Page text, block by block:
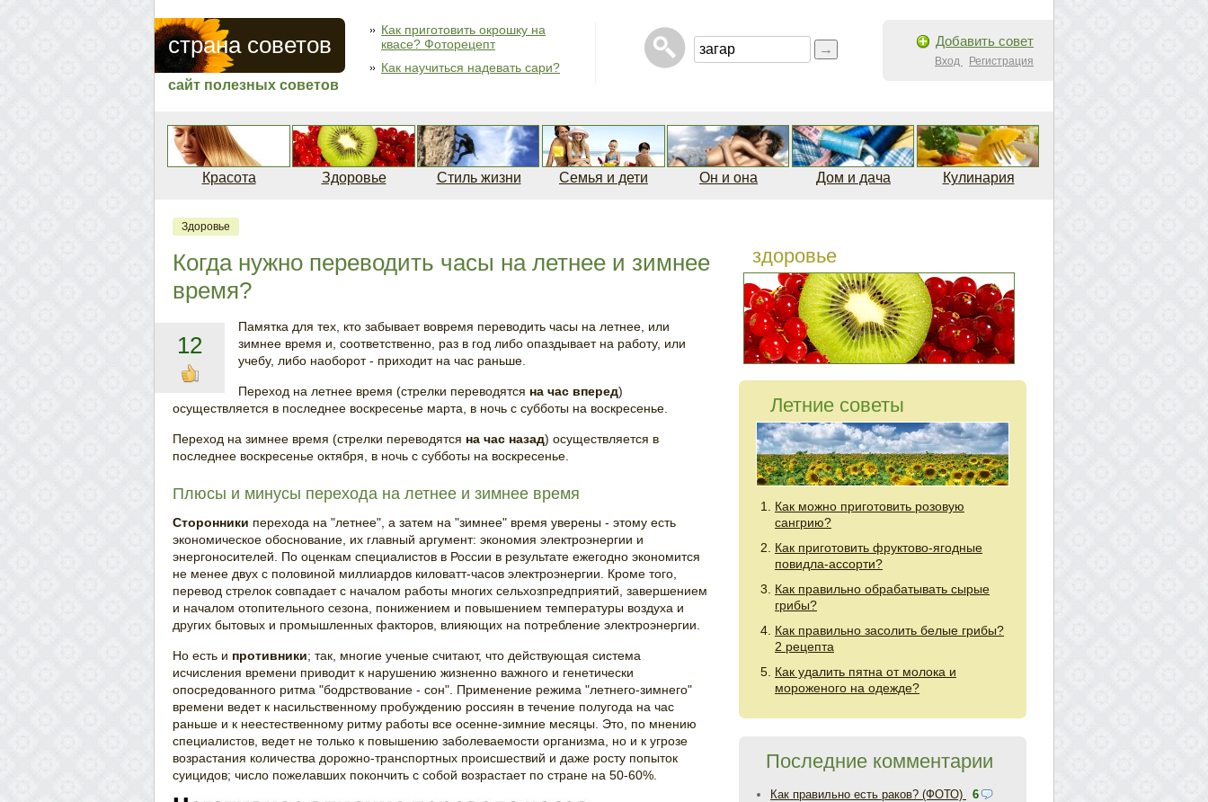
страна советов
сайт полезных советов
Как приготовить окрошку на
квасе? Фоторецепт
Как научиться надевать сари?
Добавить совет
Вход Регистрация
Красота Здоровье Стиль жизни Семья и дети Он и она Дом и дача Кулинария
Здоровье
Когда нужно переводить часы на летнее и зимнее
время?
12
Памятка для тех, кто забывает вовремя переводить часы на летнее, или
зимнее время и, соответственно, раз в год либо опаздывает на работу, или
учебу, либо наоборот - приходит на час раньше.
Переход на летнее время (стрелки переводятся на час вперед)
осуществляется в последнее воскресенье марта, в ночь с субботы на воскресенье.
Переход на зимнее время (стрелки переводятся на час назад) осуществляется в
последнее воскресенье октября, в ночь с субботы на воскресенье.
Плюсы и минусы перехода на летнее и зимнее время
Сторонники перехода на "летнее", а затем на "зимнее" время уверены - этому есть
экономическое обоснование, их главный аргумент: экономия электроэнергии и
энергоносителей. По оценкам специалистов в России в результате ежегодно экономится
не менее двух с половиной миллиардов киловатт-часов электроэнергии. Кроме того,
перевод стрелок совпадает с началом работы многих сельхозпредприятий, завершением
и началом отопительного сезона, понижением и повышением температуры воздуха и
других бытовых и промышленных факторов, влияющих на потребление электроэнергии.
Но есть и противники; так, многие ученые считают, что действующая система
исчисления времени приводит к нарушению жизненно важного и генетически
опосредованного ритма "бодрствование - сон". Применение режима "летнего-зимнего"
времени ведет к насильственному пробуждению россиян в течение полугода на час
раньше и к неестественному ритму работы все осенне-зимние месяцы. Это, по мнению
специалистов, ведет не только к повышению заболеваемости организма, но и к угрозе
возрастания количества дорожно-транспортных происшествий и даже росту попыток
суицидов; число пожелавших покончить с собой возрастает по стране на 50-60%.
здоровье
Летние советы
Как можно приготовить розовую
сангрию?
Как приготовить фруктово-ягодные
повидла-ассорти?
Как правильно обрабатывать сырые
грибы?
Как правильно засолить белые грибы?
2 рецепта
Как удалить пятна от молока и
мороженого на одежде?
Последние комментарии
Как правильно есть раков? (ФОТО)
6